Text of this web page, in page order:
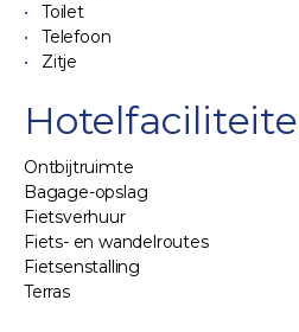
Toilet
Telefoon
Zitje
Ontbijtruimte
Bagage-opslag
Fietsverhuur
Fiets- en wandelroutes
Fietsenstalling
Terras